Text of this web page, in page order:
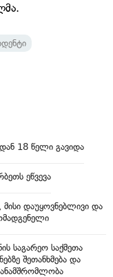
18 წელი გავიდა
ეწვევა
დაუყოვნებლივი და
საგარეო საქმეთა
შეთანხმება და